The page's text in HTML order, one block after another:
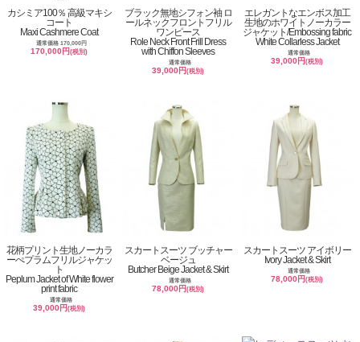
カシミア100％ 高級マキシ
コート
Maxi Cashmere Coat
通常価格 170,000円
170,000円(税別)
ブラック無地シフォン袖 ロ
ールネックフロントフリル
ワンピース
Role Neck Front Frill Dress
with Chiffon Sleeves
通常価格
39,000円(税別)
エレガントなエンボス加工
生地のホワイトノーカラー
ジャケット/Embossing fabric
White Collarless Jacket
通常価格
39,000円(税別)
花柄プリント生地ノーカラ
ーぺプラムフリルジャケッ
ト
Peplum Jacket of White flower
print fabric
通常価格
39,000円(税別)
スカートスーツ ブッチャー
ベージュ
Butcher Beige Jacket & Skirt
通常価格
78,000円(税別)
スカートスーツ アイボリー
Ivory Jacket & Skirt
通常価格
78,000円(税別)